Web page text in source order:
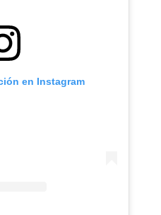
en Instagram